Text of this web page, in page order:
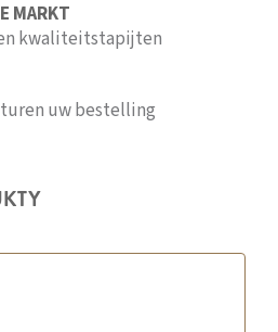
MARKT
kwaliteitstapijten
uw bestelling